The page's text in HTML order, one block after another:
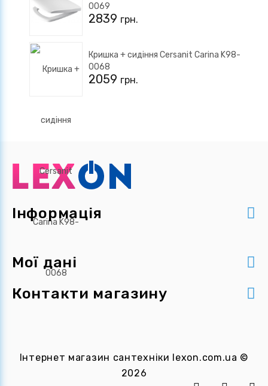
0069
2839 грн.
Кришка + сидіння Cersanit Carina K98-
0068
2059 грн.
Інформація
Мої дані
Контакти магазину
Інтернет магазин сантехніки lexon.com.ua ©
2026